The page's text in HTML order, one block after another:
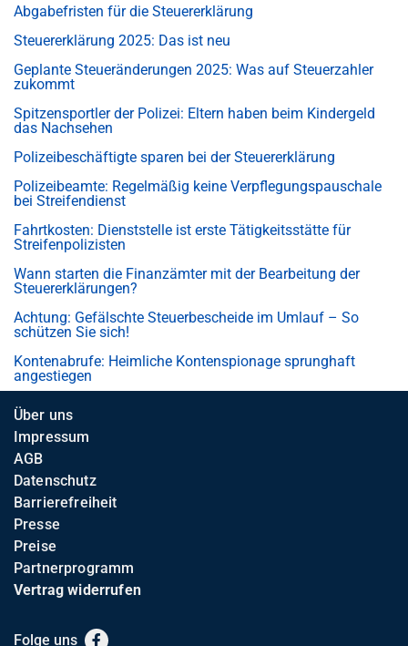
Abgabefristen für die Steuererklärung
Steuererklärung 2025: Das ist neu
Geplante Steueränderungen 2025: Was auf Steuerzahler
zukommt
Spitzensportler der Polizei: Eltern haben beim Kindergeld
das Nachsehen
Polizeibeschäftigte sparen bei der Steuererklärung
Polizeibeamte: Regelmäßig keine Verpflegungspauschale
bei Streifendienst
Fahrtkosten: Dienststelle ist erste Tätigkeitsstätte für
Streifenpolizisten
Wann starten die Finanzämter mit der Bearbeitung der
Steuererklärungen?
Achtung: Gefälschte Steuerbescheide im Umlauf – So
schützen Sie sich!
Kontenabrufe: Heimliche Kontenspionage sprunghaft
angestiegen
Über uns
Impressum
AGB
Datenschutz
Barrierefreiheit
Presse
Preise
Partnerprogramm
Vertrag widerrufen
Folge uns Facebook